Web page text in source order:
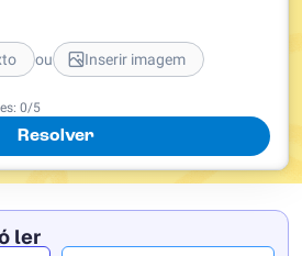
0/5
Resolver
ou Inserir imagem
ler